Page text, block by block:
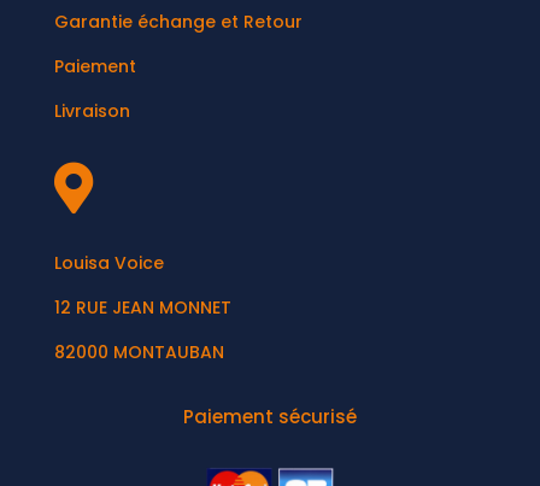
Garantie échange et Retour
Paiement
Livraison

Louisa Voice
12 RUE JEAN MONNET
82000 MONTAUBAN
Paiement sécurisé